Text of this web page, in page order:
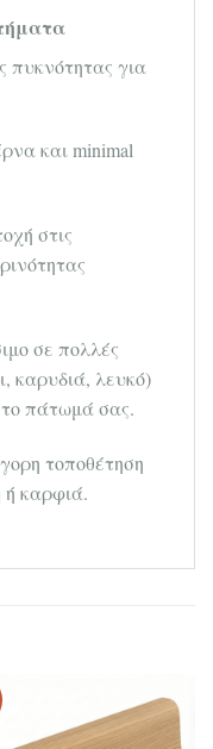
πυκνότητας για
και minimal
στις
σε πολλές
καρυδιά, λευκό)
πάτωμά σας.
τοποθέτηση
ή καρφιά.